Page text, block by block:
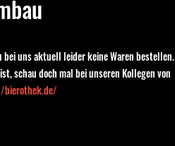
Belhaven Brewery,
Königreich
uns aktuell leider keine Waren bestellen.
schau doch mal bei unseren Kollegen von